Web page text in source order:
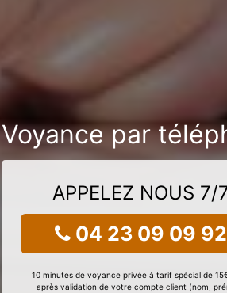
Voyance par
APPELEZ NOUS 7/
04 23 09 09 92
10 minutes de voyance privée à tarif spécial de
après validation de votre compte client (nom,